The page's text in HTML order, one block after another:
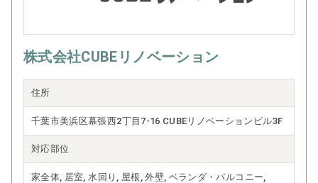
株式会社CUBEリノベーション
住所
千葉市美浜区幕張西2丁目7-16 CUBEリノベーションビル3F
対応部位
家全体, 居室, 水回り, 屋根, 外壁, ベランダ・バルコニー,